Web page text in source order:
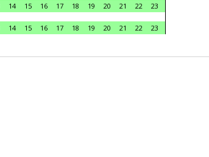
14 15 16 17 18 19 20 21 22
23
14 15 16 17 18 19 20 21 22
23